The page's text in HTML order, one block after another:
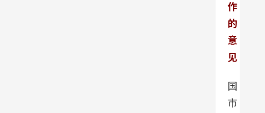
作
的
意
见
国
市